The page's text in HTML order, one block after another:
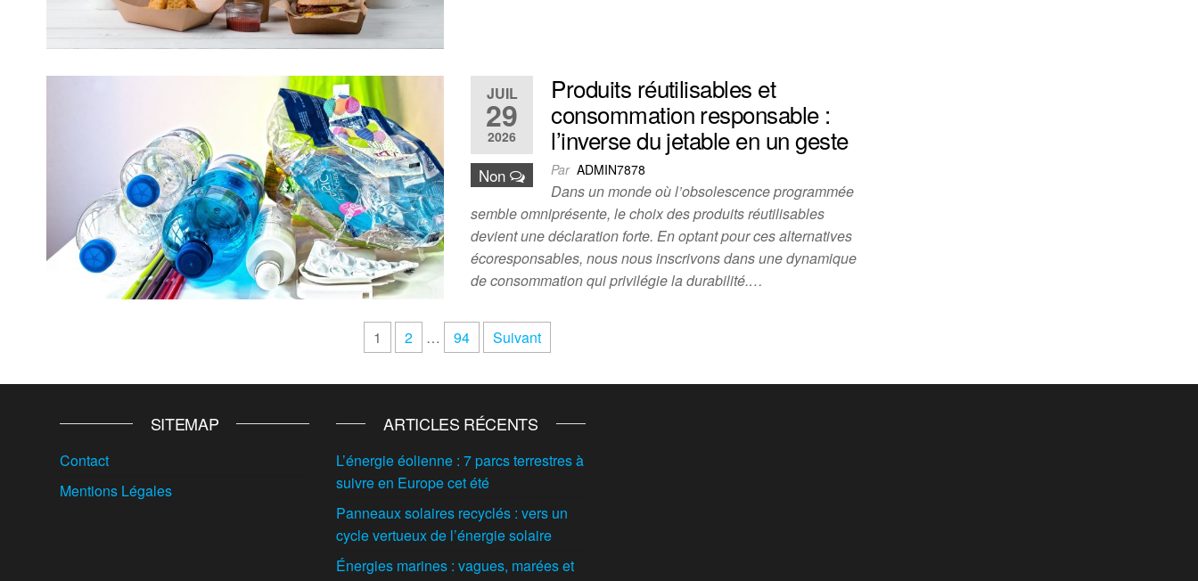
JUIL
29
2026
Non
Produits réutilisables et
consommation responsable :
l’inverse du jetable en un geste
Par ADMIN7878
Dans un monde où l’obsolescence programmée
semble omniprésente, le choix des produits réutilisables
devient une déclaration forte. En optant pour ces alternatives
écoresponsables, nous nous inscrivons dans une dynamique
de consommation qui privilégie la durabilité.…
1 2 … 94 Suivant
SITEMAP
Contact
Mentions Légales
ARTICLES RÉCENTS
L’énergie éolienne : 7 parcs terrestres à
suivre en Europe cet été
Panneaux solaires recyclés : vers un
cycle vertueux de l’énergie solaire
Énergies marines : vagues, marées et